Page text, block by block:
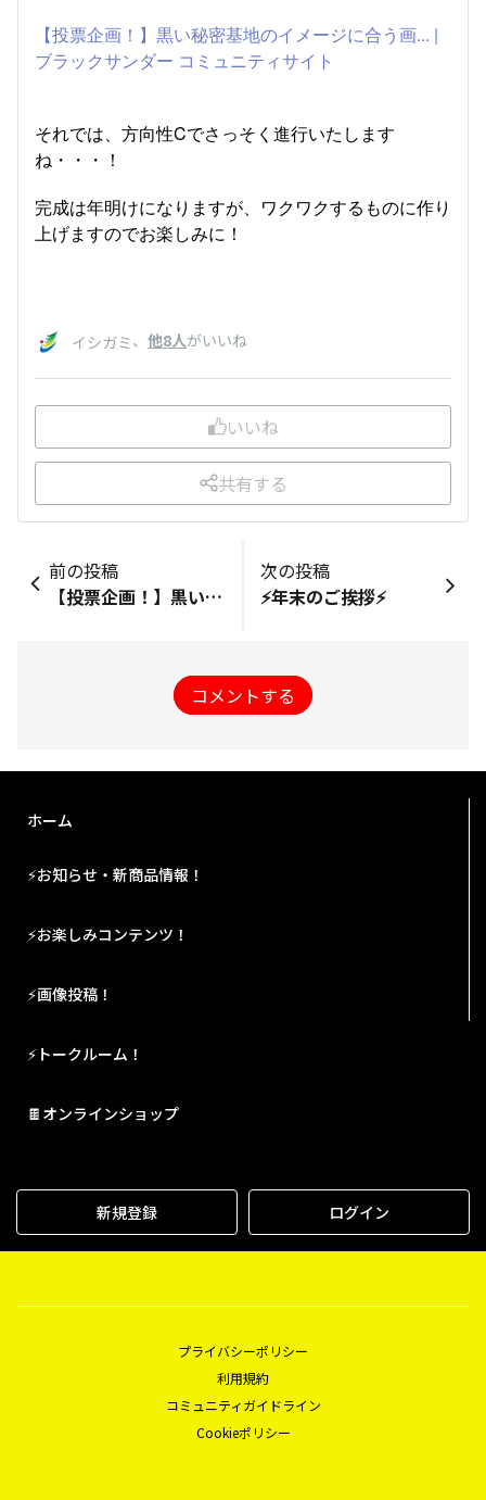
【投票企画！】黒い秘密基地のイメージに合う画... |
ブラックサンダー コミュニティサイト
それでは、方向性Cでさっそく進行いたします
ね・・・！
完成は年明けになりますが、ワクワクするものに作り
上げますのでお楽しみに！
イシガミ 、 他8人がいいね
いいね
共有する
前の投稿
【投票企画！】黒い秘密基地のイメージに合う画像を選んでください！
次の投稿
⚡年末のご挨拶⚡
コメントする
ホーム
⚡お知らせ・新商品情報！
⚡お楽しみコンテンツ！
⚡画像投稿！
⚡トークルーム！
🍫オンラインショップ
新規登録 ログイン
プライバシーポリシー
利用規約
コミュニティガイドライン
Cookieポリシー